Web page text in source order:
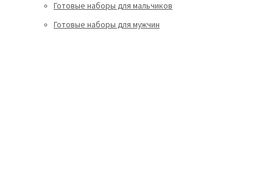
Готовые наборы для мальчиков
Готовые наборы для мужчин